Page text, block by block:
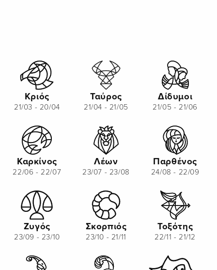
Κριός
21/03 - 20/04
Ταύρος
21/04 - 21/05
Δίδυμοι
21/05 - 21/06
Καρκίνος
22/06 - 22/07
Λέων
23/07 - 23/08
Παρθένος
24/08 - 22/09
Ζυγός
23/09 - 23/10
Σκορπιός
23/10 - 21/11
Τοξότης
22/11 - 21/12